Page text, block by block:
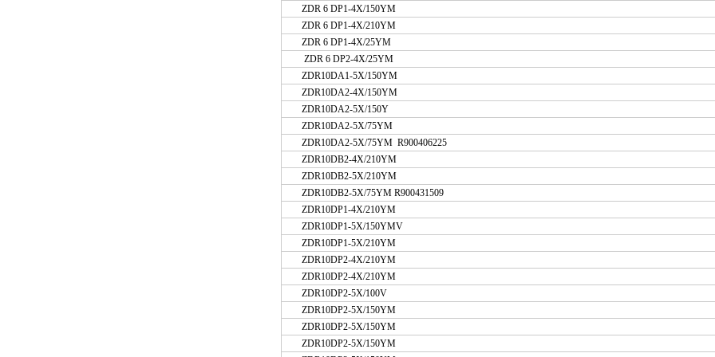
ZDR 6 DP1-4X/150YM
ZDR 6 DP1-4X/210YM
ZDR 6 DP1-4X/25YM
ZDR 6 DP2-4X/25YM
ZDR10DA1-5X/150YM
ZDR10DA2-4X/150YM
ZDR10DA2-5X/150Y
ZDR10DA2-5X/75YM
ZDR10DA2-5X/75YM R900406225
ZDR10DB2-4X/210YM
ZDR10DB2-5X/210YM
ZDR10DB2-5X/75YM R900431509
ZDR10DP1-4X/210YM
ZDR10DP1-5X/150YMV
ZDR10DP1-5X/210YM
ZDR10DP2-4X/210YM
ZDR10DP2-4X/210YM
ZDR10DP2-5X/100V
ZDR10DP2-5X/150YM
ZDR10DP2-5X/150YM
ZDR10DP2-5X/150YM